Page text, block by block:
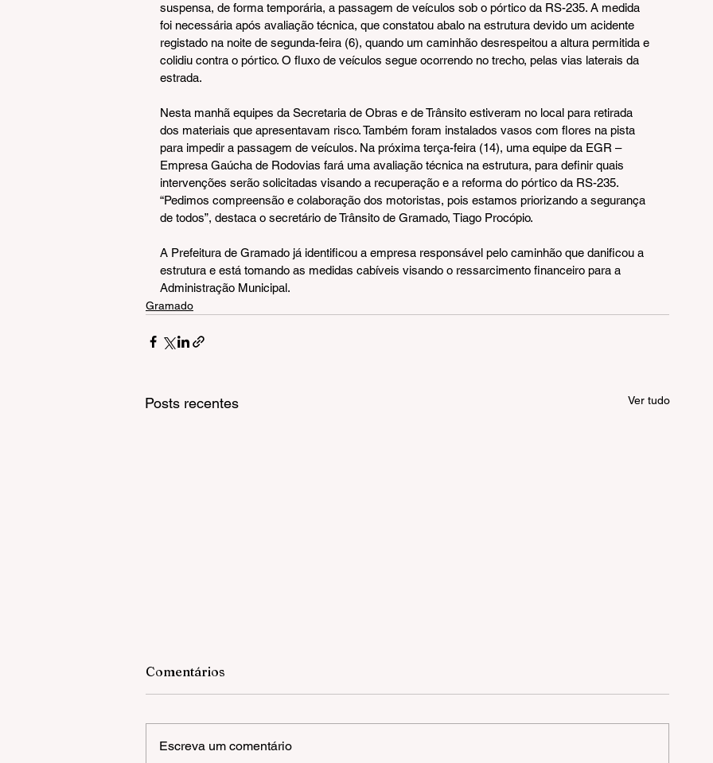
suspensa, de forma temporária, a passagem de veículos sob o pórtico da RS-235. A medida
foi necessária após avaliação técnica, que constatou abalo na estrutura devido um acidente
registado na noite de segunda-feira (6), quando um caminhão desrespeitou a altura permitida e
colidiu contra o pórtico. O fluxo de veículos segue ocorrendo no trecho, pelas vias laterais da
estrada.
Nesta manhã equipes da Secretaria de Obras e de Trânsito estiveram no local para retirada
dos materiais que apresentavam risco. Também foram instalados vasos com flores na pista
para impedir a passagem de veículos. Na próxima terça-feira (14), uma equipe da EGR –
Empresa Gaúcha de Rodovias fará uma avaliação técnica na estrutura, para definir quais
intervenções serão solicitadas visando a recuperação e a reforma do pórtico da RS-235.
“Pedimos compreensão e colaboração dos motoristas, pois estamos priorizando a segurança
de todos”, destaca o secretário de Trânsito de Gramado, Tiago Procópio.
A Prefeitura de Gramado já identificou a empresa responsável pelo caminhão que danificou a
estrutura e está tomando as medidas cabíveis visando o ressarcimento financeiro para a
Administração Municipal.
Gramado
Posts recentes Ver tudo
Comentários
Escreva um comentário